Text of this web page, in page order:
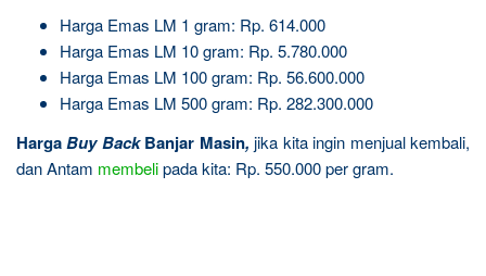
Harga Emas LM 1 gram: Rp. 614.000
Harga Emas LM 10 gram: Rp. 5.780.000
Harga Emas LM 100 gram: Rp. 56.600.000
Harga Emas LM 500 gram: Rp. 282.300.000
HargaBuy BackBanjar Masin,jika kita ingin menjual kembali,
dan Antam membelipada kita: Rp. 550.000 per gram.